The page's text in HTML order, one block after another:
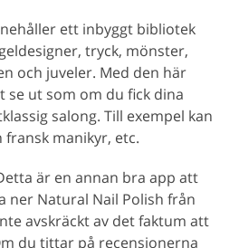
ett inbyggt bibliotek
tryck, mönster,
och juveler. Med den här
se ut som om du fick dina
salong. Till exempel kan
manikyr, etc.
är en annan bra app att
ner Natural Nail Polish från
avskräckt av det faktum att
du tittar på recensionerna